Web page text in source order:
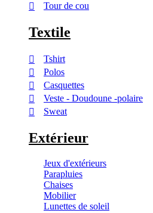
Tour de cou
Textile
Tshirt
Polos
Casquettes
Veste - Doudoune -polaire
Sweat
Extérieur
Jeux d'extérieurs
Parapluies
Chaises
Mobilier
Lunettes de soleil